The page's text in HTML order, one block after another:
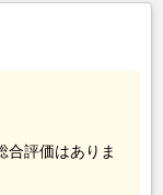
いと考えて売却
合評価はありま